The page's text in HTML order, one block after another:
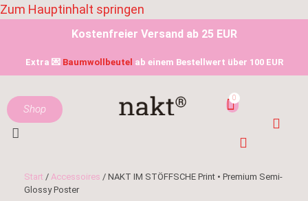
Zum Hauptinhalt springen
Kostenfreier Versand ab 25 EUR
Extra 💌 Baumwollbeutel ab einem Bestellwert über 100 EUR
Shop
Start / Accessoires / NAKT IM STÖFFSCHE Print • Premium Semi-
Glossy Poster